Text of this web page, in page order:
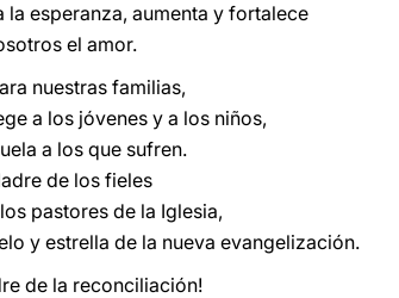
la esperanza, aumenta y fortalece
el amor.
nuestras familias,
a los jóvenes y a los niños,
a los que sufren.
de los fieles
pastores de la Iglesia,
y estrella de la nueva evangelización.
de la reconciliación!